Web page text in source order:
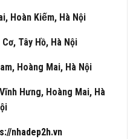
Hoàn Kiếm, Hà Nội
Tây Hồ, Hà Nội
Hoàng Mai, Hà Nội
Hưng, Hoàng Mai, Hà
nhadep2h.vn